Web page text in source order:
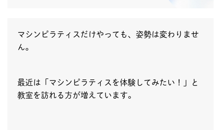
マシンピラティスだけやっても、姿勢は変わりませ
ん。
最近は「マシンピラティスを体験してみたい！」と
教室を訪れる方が増えています。